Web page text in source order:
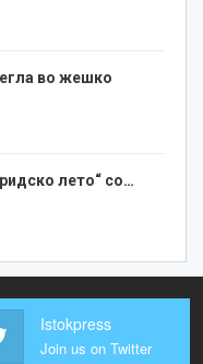
во жешко
лето“ со…
Istokpress
Join us on Twitter